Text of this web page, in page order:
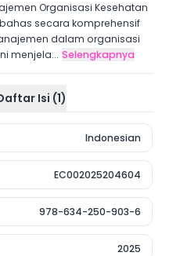
Organisasi Kesehatan
secara komprehensif
dalam organisasi
menjela... Selengkapnya
Isi (1)
Indonesian
EC002025204604
978-634-250-903-6
2025